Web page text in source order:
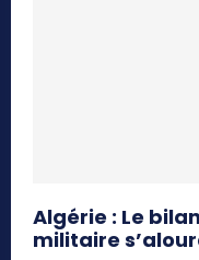
Algérie : Le
militaire